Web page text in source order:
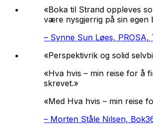
«Boka til Strand oppleves
være nysgjerrig på sin egen
– Synne Sun Løes,
«Perspektivrik og solid
«Hva hvis – min reise for å
skrevet.»
«Med Hva hvis – min reise
– Morten Ståle Nilsen,